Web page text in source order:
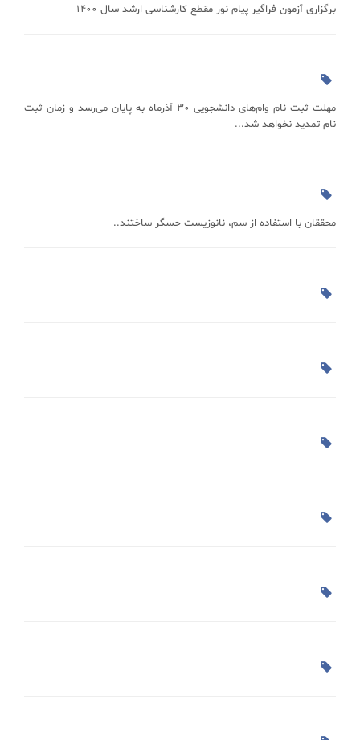
برگزاری آزمون فراگیر پیام نور مقطع کارشناسی ارشد سال 1400
مهلت ثبت نام وام‌های دانشجویی ۳۰ آذرماه به پایان می‌رسد و زمان ثبت
نام تمدید نخواهد شد...
محققان با استفاده از سم، نانوزیست حسگر ساختند..